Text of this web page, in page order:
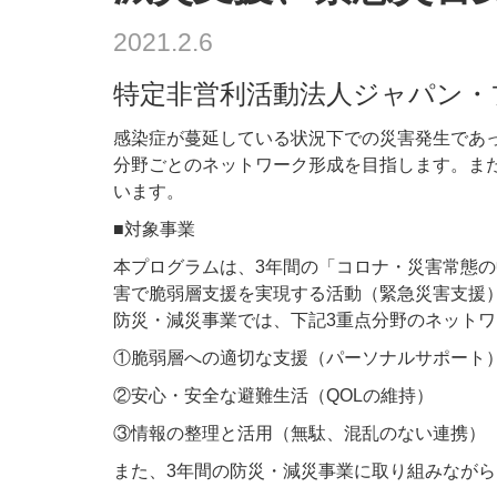
2021.2.6
特定非営利活動法人ジャパン
感染症が蔓延している状況下での災害発生で
分野ごとのネットワーク形成を目指します。
います。
■対象事業
本プログラムは、3年間の「コロナ・災害常態
害で脆弱層支援を実現する活動（緊急災害支援
防災・減災事業では、下記3重点分野のネット
①脆弱層への適切な支援（パーソナルサポート
②安心・安全な避難生活（QOLの維持）
③情報の整理と活用（無駄、混乱のない連携）
また、3年間の防災・減災事業に取り組みなが